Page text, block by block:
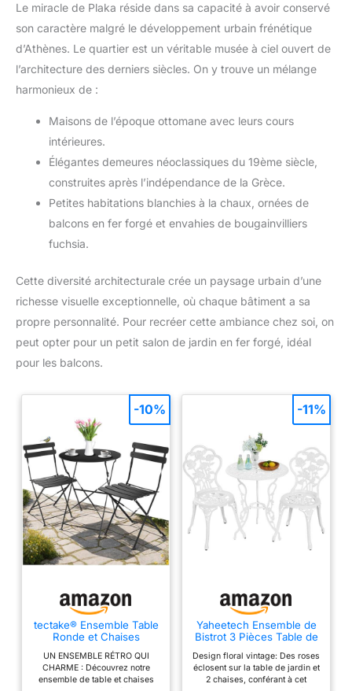
Le miracle de Plaka réside dans sa capacité à avoir conservé
son caractère malgré le développement urbain frénétique
d’Athènes. Le quartier est un véritable musée à ciel ouvert de
l’architecture des derniers siècles. On y trouve un mélange
harmonieux de :
Maisons de l’époque ottomane avec leurs cours
intérieures.
Élégantes demeures néoclassiques du 19ème siècle,
construites après l’indépendance de la Grèce.
Petites habitations blanchies à la chaux, ornées de
balcons en fer forgé et envahies de bougainvilliers
fuchsia.
Cette diversité architecturale crée un paysage urbain d’une
richesse visuelle exceptionnelle, où chaque bâtiment a sa
propre personnalité. Pour recréer cette ambiance chez soi, on
peut opter pour un petit salon de jardin en fer forgé, idéal
pour les balcons.
tectake® Ensemble Table
Ronde et Chaises
Pliantes Table de Bistrot
Bar Salon de Jardin
Exterieur 2 Personnes,
Structure en Acier lâqué
UN ENSEMBLE RÉTRO QUI
CHARME : Découvrez notre
ensemble de table et chaises
-10%
Yaheetech Ensemble de
Bistrot 3 Pièces Table de
Métal avec Trou de
Parasol Set Bistrot pour
Terrasse Véranda Balcon
Design floral vintage: Des roses
éclosent sur la table de jardin et
2 chaises, conférant à cet
-11%